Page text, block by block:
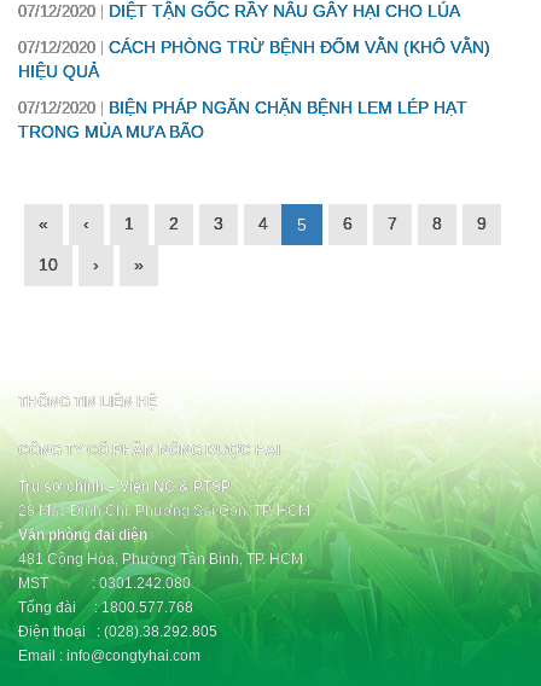
07/12/2020 DIỆT TẬN GỐC RẦY NÂU GÂY HẠI CHO LÚA
07/12/2020
CÁCH PHÒNG TRỪ BỆNH ĐỐM VẰN (KHÔ VẰN)
HIỆU QUẢ
07/12/2020
BIỆN PHÁP NGĂN CHẶN BỆNH LEM LÉP HẠT
TRONG MÙA MƯA BÃO
« ‹ 1 2 3 4 5 6 7 8 9
10 › »
THÔNG TIN LIÊN HỆ
CÔNG TY CỔ PHẦN NÔNG DƯỢC HAI
Trụ sở chính – Viện NC & PTSP
28 Mạc Đĩnh Chi, Phường Sài Gòn, TP. HCM
Văn phòng đại diện
481 Cộng Hòa, Phường Tân Bình, TP. HCM
MST : 0301.242.080
Tổng đài : 1800.577.768
Điện thoại : (028).38.292.805
Email : info@congtyhai.com